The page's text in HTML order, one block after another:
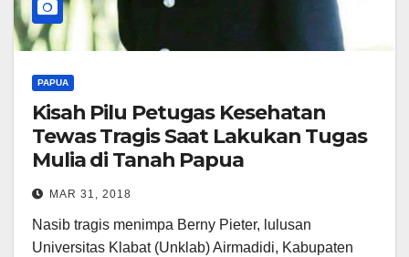
PAPUA
Kisah Pilu Petugas Kesehatan
Tewas Tragis Saat Lakukan Tugas
Mulia di Tanah Papua
MAR 31, 2018
Nasib tragis menimpa Berny Pieter, lulusan
Universitas Klabat (Unklab) Airmadidi, Kabupaten